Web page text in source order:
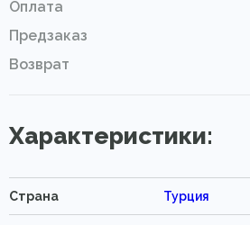
Оплата
Предзаказ
Возврат
Характеристики:
Страна Турция